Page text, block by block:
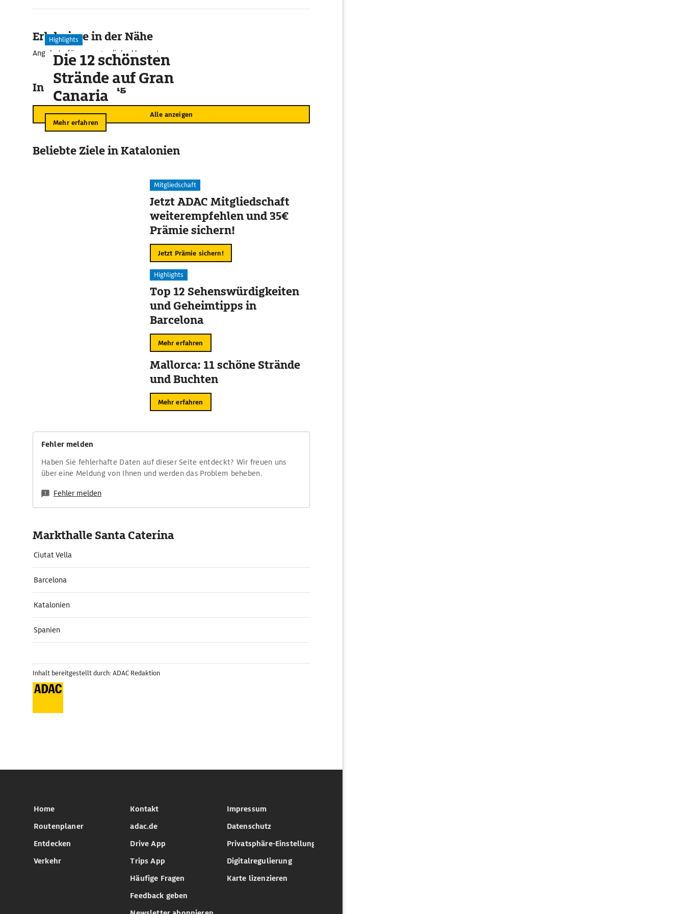
Erlebnisse in der Nähe
Angebote für unvergessliche Momente
In der Umgebung
Alle anzeigen
Highlights
Die 12 schönsten
Strände auf Gran
Canaria
Mehr erfahren
Beliebte Ziele in Katalonien
Mitgliedschaft
Jetzt ADAC Mitgliedschaft
weiterempfehlen und 35€
Prämie sichern!
Jetzt Prämie sichern!
Highlights
Top 12 Sehenswürdigkeiten
und Geheimtipps in
Barcelona
Mehr erfahren
Mallorca: 11 schöne Strände
und Buchten
Mehr erfahren
Fehler melden
Haben Sie fehlerhafte Daten auf dieser Seite entdeckt? Wir freuen uns
über eine Meldung von Ihnen und werden das Problem beheben.
Fehler melden
Markthalle Santa Caterina
Ciutat Vella
Barcelona
Katalonien
Spanien
Inhalt bereitgestellt durch: ADAC Redaktion
Home
Routenplaner
Entdecken
Verkehr
Kontakt
adac.de
Drive App
Trips App
Häufige Fragen
Feedback geben
Impressum
Datenschutz
Privatsphäre-Einstellungen
Digitalregulierung
Karte lizenzieren